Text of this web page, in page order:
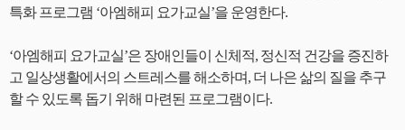
특화 프로그램 ‘아엠해피 요가교실’을 운영한다.
‘아엠해피 요가교실’은 장애인들이 신체적, 정신적 건강을 증진하
고 일상생활에서의 스트레스를 해소하며, 더 나은 삶의 질을 추구
할 수 있도록 돕기 위해 마련된 프로그램이다.